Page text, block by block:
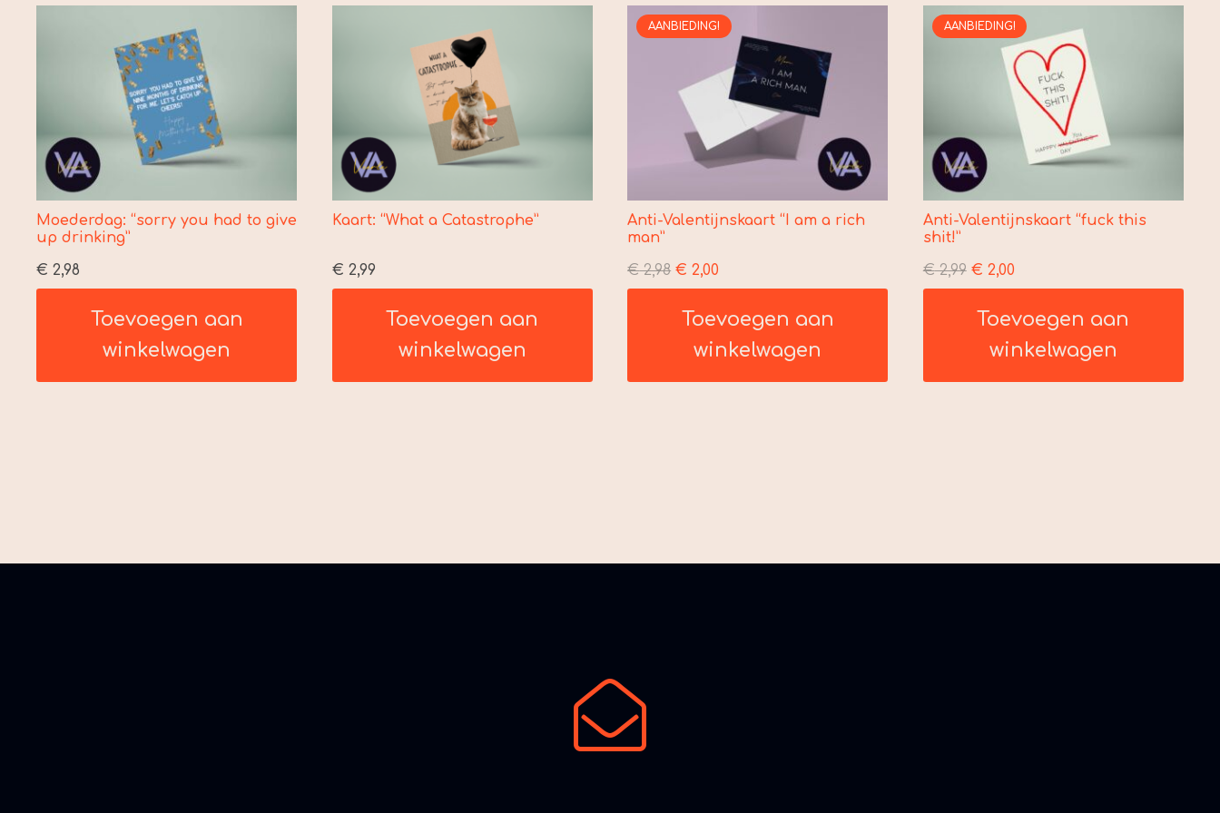
Moederdag: “sorry you had to give
up drinking”
€ 2,98
Toevoegen aan
winkelwagen
Kaart: “What a Catastrophe”
€ 2,99
Toevoegen aan
winkelwagen
AANBIEDING!
Anti-Valentijnskaart “I am a rich
man”
€2,98 Oorspronkelijke
prijs
was:
€ 2,98.
€ 2,00
prijs
is:
€ 2,00.
Toevoegen aan
winkelwagen
AANBIEDING!
Anti-Valentijnskaart “fuck this
shit!”
€2,99 Oorspronkelijke
prijs
was:
€ 2,99.
€ 2,00Huidige
prijs
is:
€ 2,00.
Toevoegen aan
winkelwagen